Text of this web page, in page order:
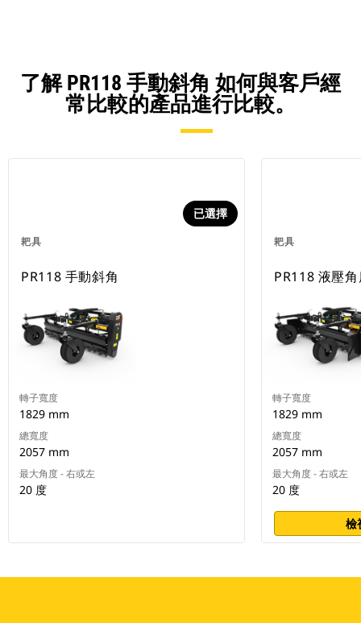
了解 PR118 手動斜角 如何與客戶經
常比較的產品進行比較。
耙具
已選擇
PR118 手動斜角
轉子寬度
1829 mm
總寬度
2057 mm
最大角度 - 右或左
20 度
耙具
PR118 液壓
轉子寬度
1829 mm
總寬度
2057 mm
最大角度 - 右或左
20 度
檢